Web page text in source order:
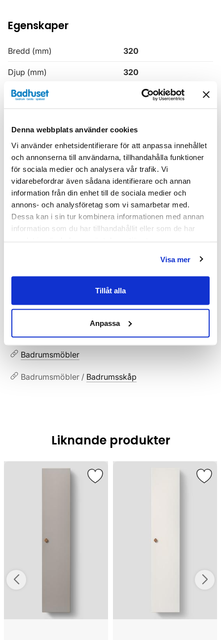
Denna webbplats använder cookies
Vi använder enhetsidentifierare för att anpassa innehållet
och annonserna till användarna, tillhandahålla funktioner
för sociala medier och analysera vår trafik. Vi
vidarebefordrar även sådana identifierare och annan
information från din enhet till de sociala medier och
annons- och analysföretag som vi samarbetar med.
Dessa kan i sin tur kombinera informationen med annan
information som du har tillhandahållit eller som de har
Visa mer
Tillåt alla
Anpassa
Egenskaper
Bredd (mm) 320
Djup (mm) 320
Färg
Produkttyp Högskåp
Serie H3
Varumärke Haven
SKU: hvv900635-30
HAVEN-Skotselrad.pdf(287.02 KB)
Relaterade kategorier
Badrumsmöbler
Badrumsmöbler / Badrumsskåp
Liknande produkter